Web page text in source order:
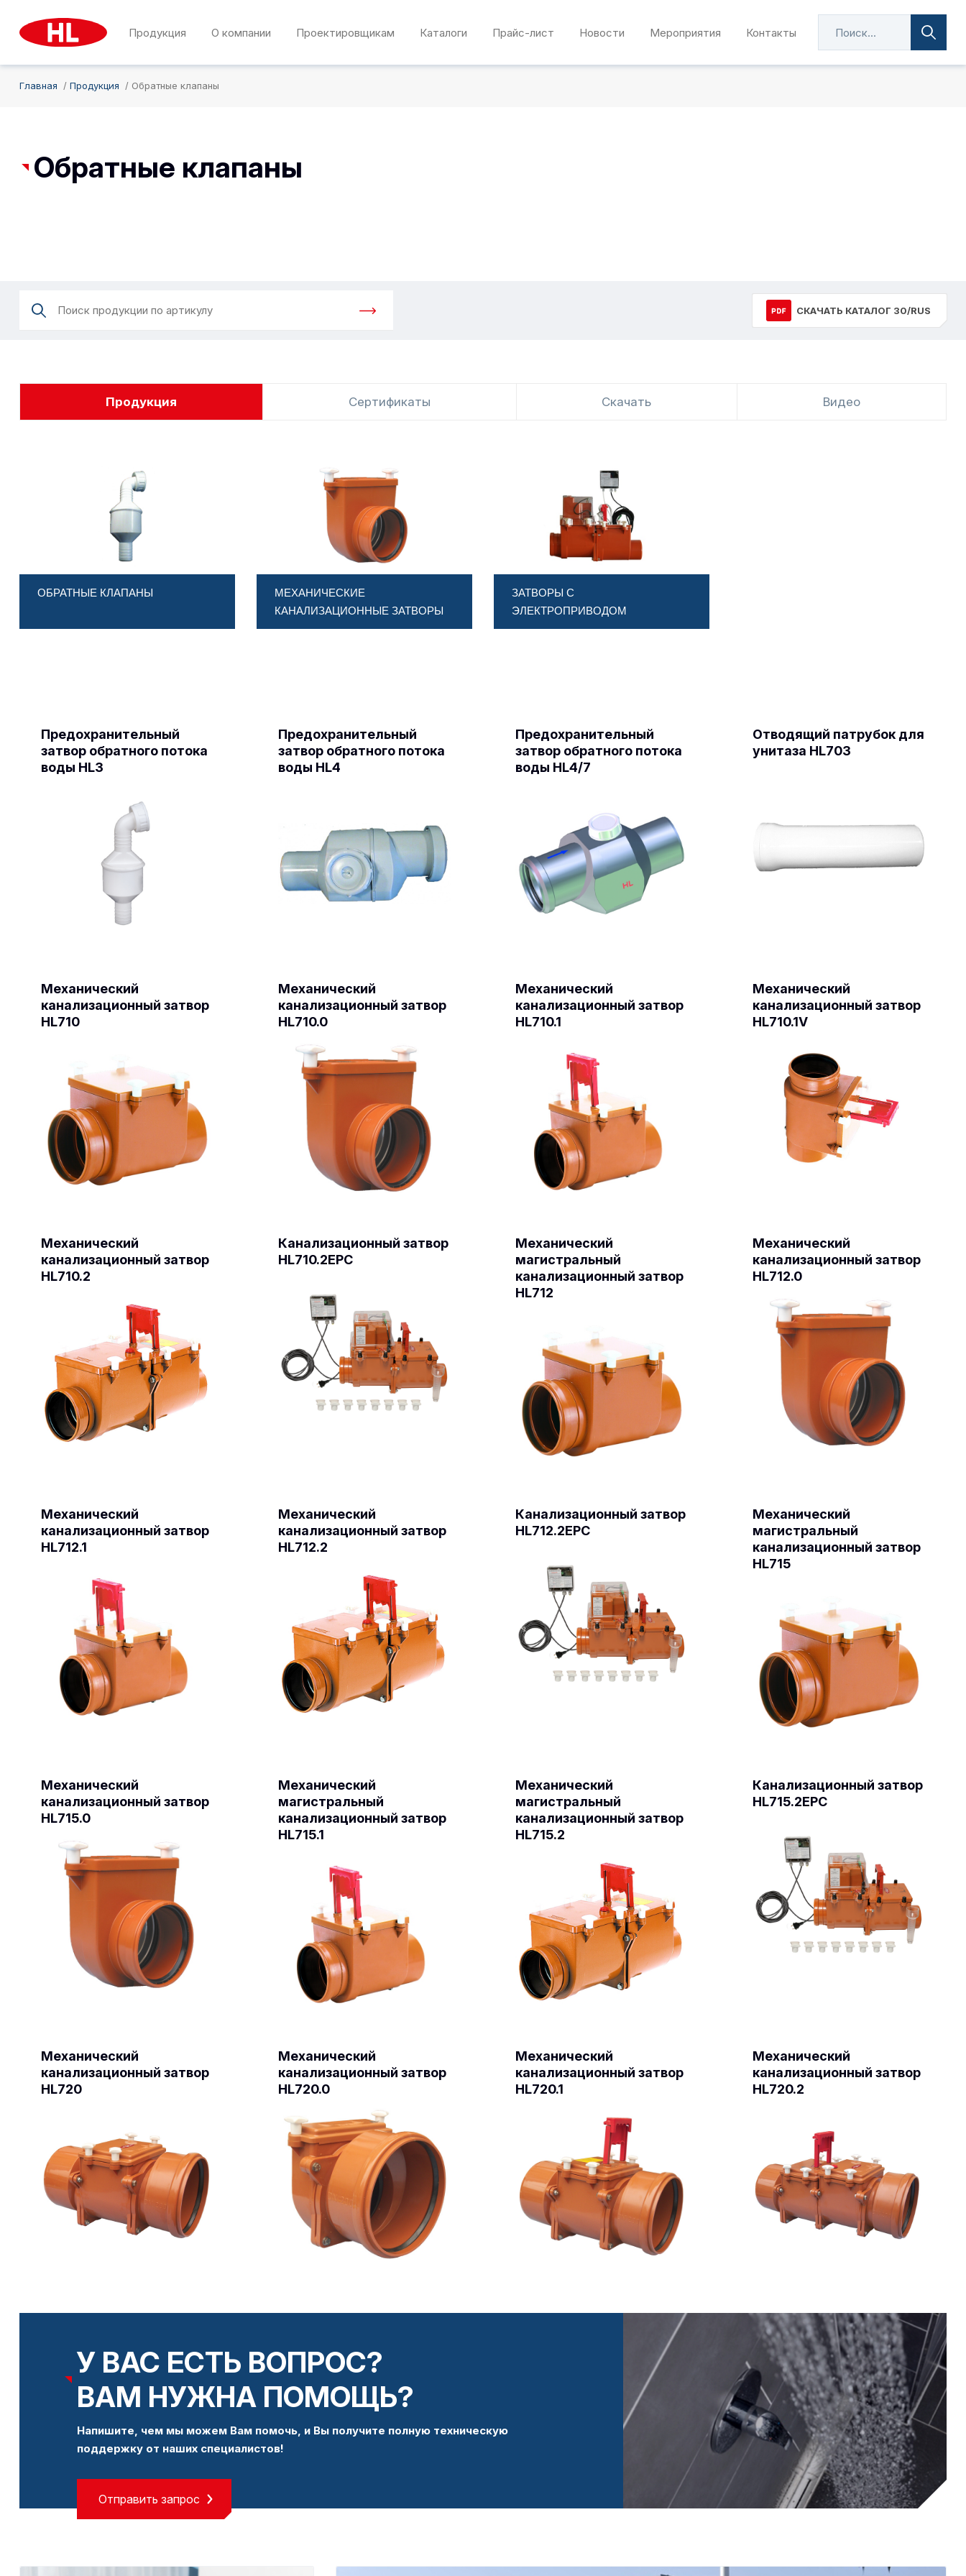
Продукция О компании Проектировщикам Каталоги Прайс-лист Новости Мероприятия Контакты
Главная Продукция Обратные клапаны
Обратные клапаны
СКАЧАТЬ КАТАЛОГ 30/RUS
Продукция Сертификаты Скачать Видео
ОБРАТНЫЕ КЛАПАНЫ
МЕХАНИЧЕСКИЕ
КАНАЛИЗАЦИОННЫЕ ЗАТВОРЫ
ЗАТВОРЫ С
ЭЛЕКТРОПРИВОДОМ
Предохранительный
затвор обратного потока
воды HL3
Предохранительный
затвор обратного потока
воды HL4
Предохранительный
затвор обратного потока
воды HL4/7
Отводящий патрубок для
унитаза HL703
Механический
канализационный затвор
HL710
Механический
канализационный затвор
HL710.0
Механический
канализационный затвор
HL710.1
Механический
канализационный затвор
HL710.1V
Механический
канализационный затвор
HL710.2
Канализационный затвор
HL710.2EPC
Механический
магистральный
канализационный затвор
HL712
Механический
канализационный затвор
HL712.0
Механический
канализационный затвор
HL712.1
Механический
канализационный затвор
HL712.2
Канализационный затвор
HL712.2EPC
Механический
магистральный
канализационный затвор
HL715
Механический
канализационный затвор
HL715.0
Механический
магистральный
канализационный затвор
HL715.1
Механический
магистральный
канализационный затвор
HL715.2
Канализационный затвор
HL715.2EPC
Механический
канализационный затвор
HL720
Механический
канализационный затвор
HL720.0
Механический
канализационный затвор
HL720.1
Механический
канализационный затвор
HL720.2
У ВАС ЕСТЬ ВОПРОС?
ВАМ НУЖНА ПОМОЩЬ?
Напишите, чем мы можем Вам помочь, и Вы получите полную техническую
поддержку от наших специалистов!
Отправить запрос